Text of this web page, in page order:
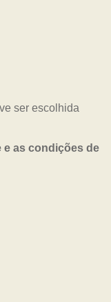
ser escolhida
as condições de